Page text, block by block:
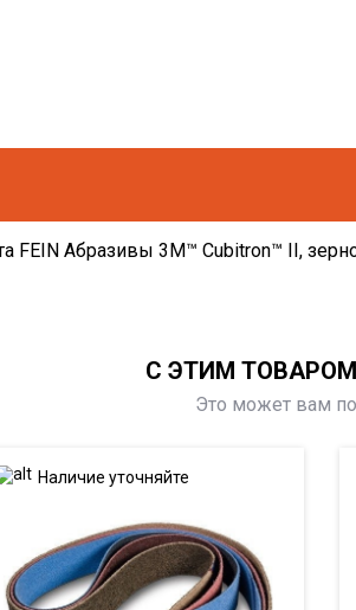
FEIN Абразивы 3M™ Cubitron™ II,
С ЭТИМ
Это может вам
Наличие уточняйте